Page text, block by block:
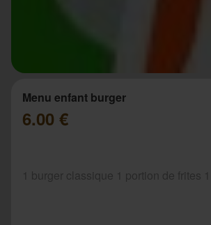
Menu enfant burger
6.00 €